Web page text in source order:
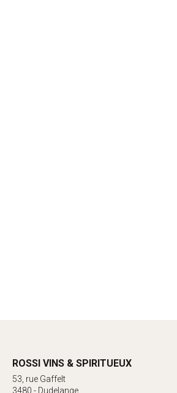
ROSSI VINS & SPIRITUEUX
53, rue Gaffelt
3480 - Dudelange